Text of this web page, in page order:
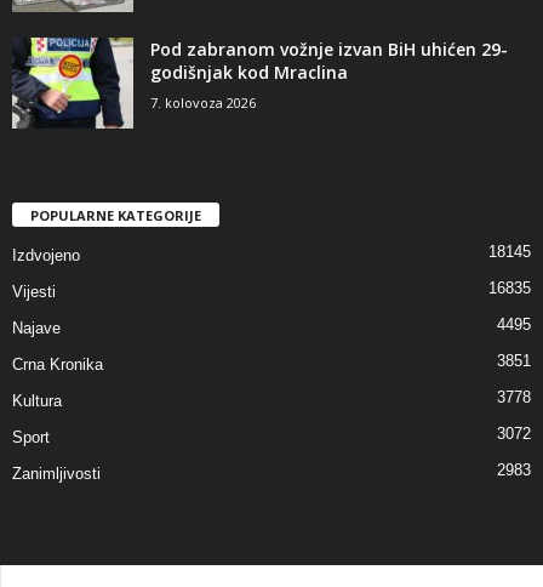
Pod zabranom vožnje izvan BiH uhićen 29-
godišnjak kod Mraclina
7. kolovoza 2026
POPULARNE KATEGORIJE
Izdvojeno 18145
Vijesti 16835
Najave 4495
Crna Kronika 3851
Kultura 3778
Sport 3072
Zanimljivosti 2983